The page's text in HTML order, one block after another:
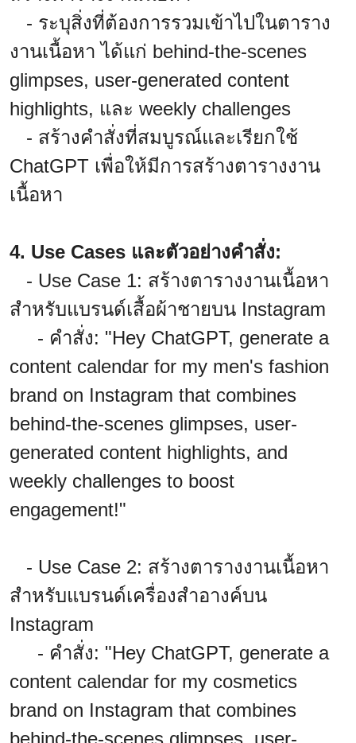
- ระบุสิ่งที่ต้องการรวมเข้าไปในตาราง
งานเนื้อหา ได้แก่ behind-the-scenes
glimpses, user-generated content
highlights, และ weekly challenges
- สร้างคำสั่งที่สมบูรณ์และเรียกใช้
ChatGPT เพื่อให้มีการสร้างตารางงาน
เนื้อหา
4. Use Cases และตัวอย่างคำสั่ง:
- Use Case 1: สร้างตารางงานเนื้อหา
สำหรับแบรนด์เสื้อผ้าชายบน Instagram
- คำสั่ง: "Hey ChatGPT, generate a
content calendar for my men's fashion
brand on Instagram that combines
behind-the-scenes glimpses, user-
generated content highlights, and
weekly challenges to boost
engagement!"
- Use Case 2: สร้างตารางงานเนื้อหา
สำหรับแบรนด์เครื่องสำอางค์บน
Instagram
- คำสั่ง: "Hey ChatGPT, generate a
content calendar for my cosmetics
brand on Instagram that combines
behind-the-scenes glimpses, user-